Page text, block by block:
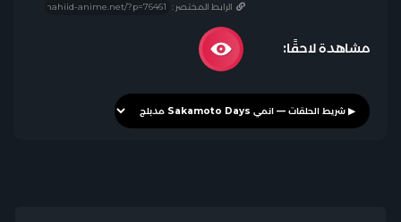
الرابط المختصر :
مشاهدة لاحقًا: